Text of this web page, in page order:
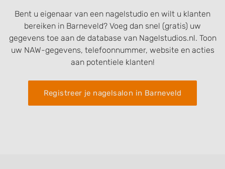
Bent u eigenaar van een nagelstudio en wilt u klanten
bereiken in Barneveld? Voeg dan snel (gratis) uw
gegevens toe aan de database van Nagelstudios.nl. Toon
uw NAW-gegevens, telefoonnummer, website en acties
aan potentiele klanten!
Registreer je nagelsalon in Barneveld